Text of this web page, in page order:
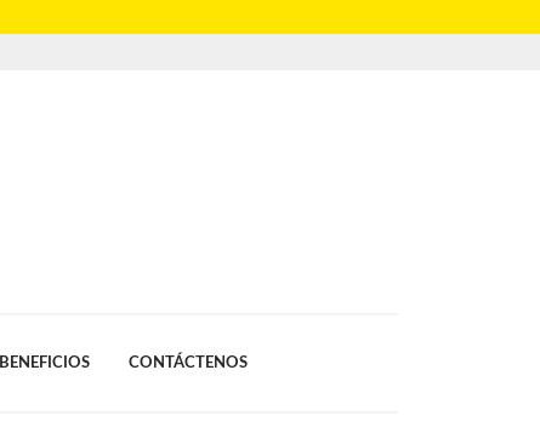
BENEFICIOS CONTÁCTENOS